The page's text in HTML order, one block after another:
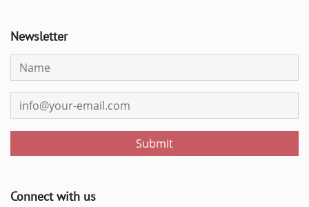
Newsletter
Submit
Connect with us